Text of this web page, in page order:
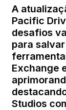
A
Pacific
desafios
para
Exchange
Studios